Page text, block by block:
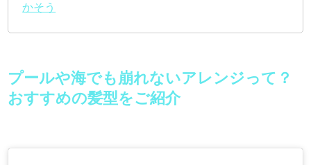
かそう
プールや海でも崩れないアレンジって？
おすすめの髪型をご紹介